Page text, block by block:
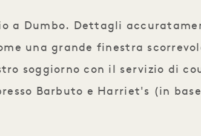
a Dumbo. Dettagli
una grande finestra
soggiorno con il servizio di
Barbuto e Harriet's (in